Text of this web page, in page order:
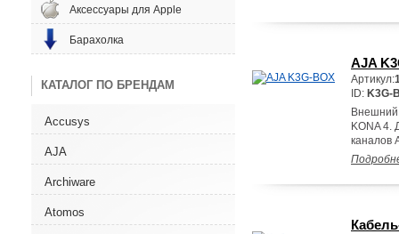
Аксессуары для Apple
Барахолка
КАТАЛОГ ПО БРЕНДАМ
Accusys
AJA
Archiware
Atomos
AJA
Артикул:
ID: K3G-
Внешний
KONA 4.
каналов